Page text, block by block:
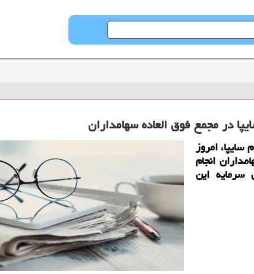
امروز
درصد از سهامداران انجام
افزایش 450 درصدی سرمایه این